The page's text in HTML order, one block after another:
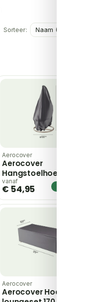
Sorteer:
Aerocover
Aerocover
Hangstoelhoes dia.
100×200 cm – grijs
vanaf
€ 54,95
Aerocover
Aerocover Hoes